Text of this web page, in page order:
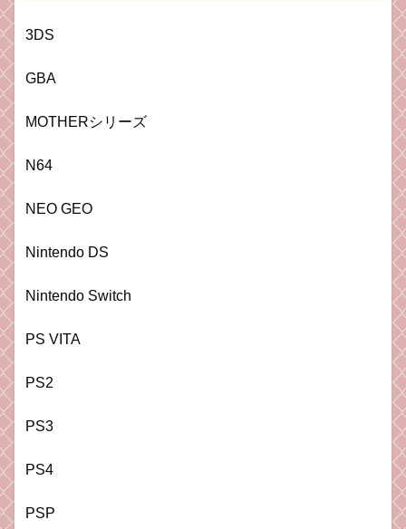
3DS
GBA
MOTHERシリーズ
N64
NEO GEO
Nintendo DS
Nintendo Switch
PS VITA
PS2
PS3
PS4
PSP